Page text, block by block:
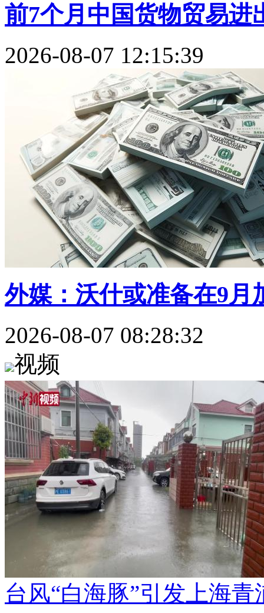
前7个月中国货物贸易进
2026-08-07 12:15:39
外媒：沃什或准备在9月
2026-08-07 08:28:32
视频
台风“白海豚”引发上海